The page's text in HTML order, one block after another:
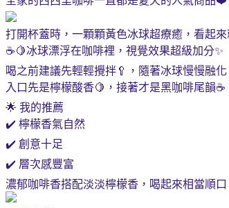
打開杯蓋時，一顆顆黃色冰球超療癒，看起
☕🍋冰球漂浮在咖啡裡，視覺效果超級加分✨
喝之前建議先輕輕攪拌🥄，隨著冰球慢慢融
入口先是檸檬酸香🍋，接著才是黑咖啡尾韻
🌟 我的推薦
✔️ 檸檬香氣自然
✔️ 創意十足
✔️ 層次感豐富
濃郁咖啡香搭配淡淡檸檬香，喝起來相當順口